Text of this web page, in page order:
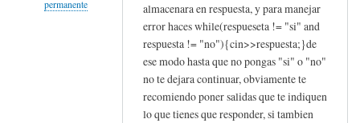
permanente
almacenara en respuesta, y para manejar
error haces while(respueseta != "si" and
respuesta != "no"){cin>>respuesta;}de
ese modo hasta que no pongas "si" o "no"
no te dejara continuar, obviamente te
recomiendo poner salidas que te indiquen
lo que tienes que responder, si tambien